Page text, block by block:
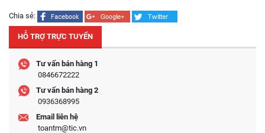
Chia sẻ:
HỖ TRỢ TRỰC TUYẾN
Tư vấn bán hàng 1
0846672222
Tư vấn bán hàng 2
0936368995
Email liên hệ
toantm@tic.vn